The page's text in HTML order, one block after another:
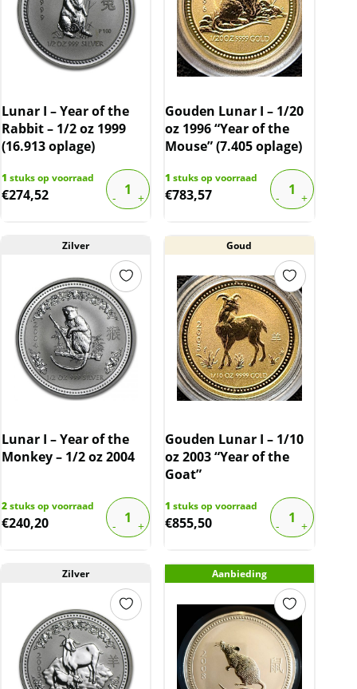
Lunar I – Year of the
Rabbit – 1/2 oz 1999
(16.913 oplage)
1 stuks op voorraad
€274,52
Gouden Lunar I – 1/20
oz 1996 “Year of the
Mouse” (7.405 oplage)
1 stuks op voorraad
€783,57
Zilver
Lunar I – Year of the
Monkey – 1/2 oz 2004
2stuks op voorraad
€240,20
Goud
Gouden Lunar I – 1/10
oz 2003 “Year of the
Goat”
1 stuks op voorraad
€855,50
Zilver Aanbieding